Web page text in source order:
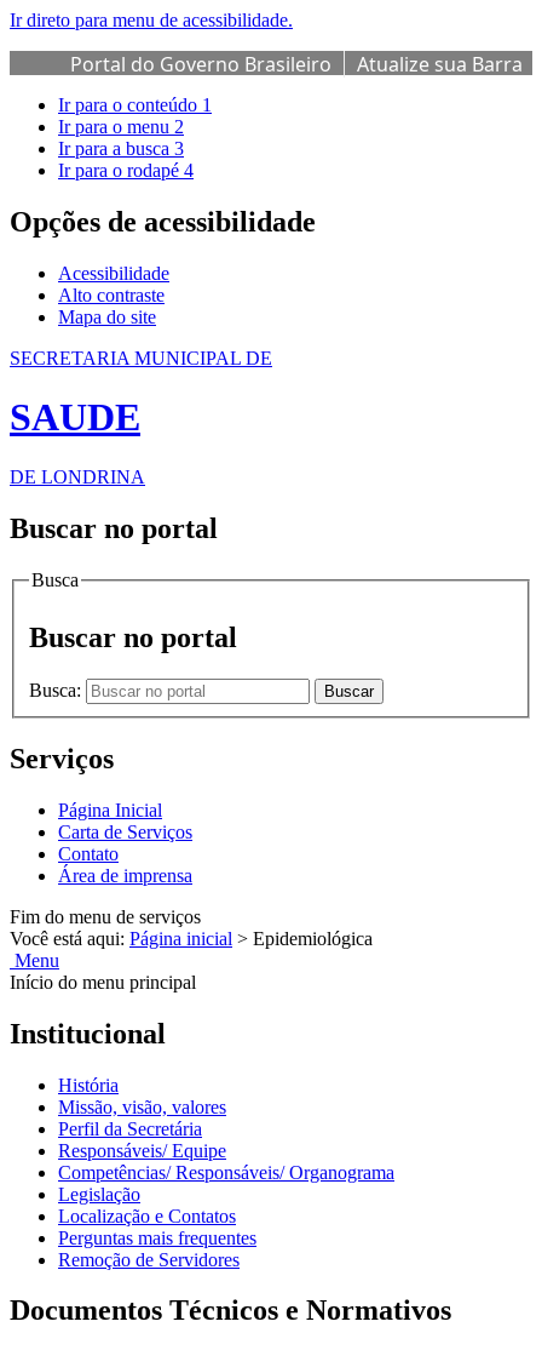
Ir direto para menu de acessibilidade.
Portal do Governo Brasileiro
Atualize sua Barra
de Governo
Ir para o conteúdo 1
Ir para o menu 2
Ir para a busca 3
Ir para o rodapé 4
Opções de acessibilidade
Acessibilidade
Alto contraste
Mapa do site
SECRETARIA MUNICIPAL DE
SAUDE
DE LONDRINA
Buscar no portal
Busca
Buscar no portal
Busca: Buscar
Serviços
Página Inicial
Carta de Serviços
Contato
Área de imprensa
Fim do menu de serviços
Você está aqui: Página inicial > Epidemiológica
Menu
Início do menu principal
Institucional
História
Missão, visão, valores
Perfil da Secretária
Responsáveis/ Equipe
Competências/ Responsáveis/ Organograma
Legislação
Localização e Contatos
Perguntas mais frequentes
Remoção de Servidores
Documentos Técnicos e Normativos